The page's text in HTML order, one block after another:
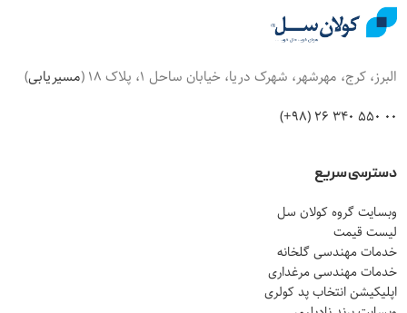
البرز، کرج، مهرشهر، شهرک دریا، خیابان ساحل 1، پلاک 18 ( مسیریابی)
00 550 340 26 (98+)
دسترسی سریع
وبسایت گروه کولان سل
لیست قیمت
خدمات مهندسی گلخانه
خدمات مهندسی مرغداری
اپلیکیشن انتخاب پد کولری